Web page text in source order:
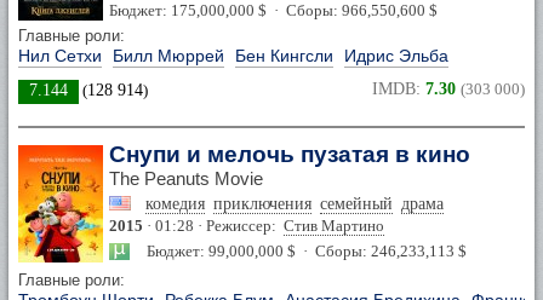
Бюджет: 175,000,000 $ · Сборы: 966,550,600 $
Главные роли:
Нил Сетхи Билл Мюррей Бен Кингсли Идрис Эльба
7.144 (128 914) IMDB: 7.30 (303 000)
Снупи и мелочь пузатая в кино
The Peanuts Movie
комедия приключения семейный драма
2015 · 01:28 · Режиссер: Стив Мартино
Бюджет: 99,000,000 $ · Сборы: 246,233,113 $
Главные роли: